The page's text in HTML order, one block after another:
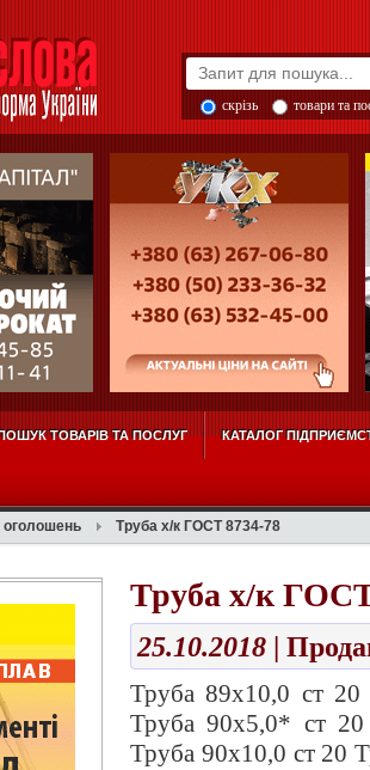
скрізь товари та
ТОВАРІВ ТА ПОСЛУГ КАТАЛОГ
Труба х/к ГОСТ 8734-78
Труба х/к
25.10.2018 |
Труба 89х10,0 ст
Труба 90х5,0* ст
Труба 90х10,0 ст 20